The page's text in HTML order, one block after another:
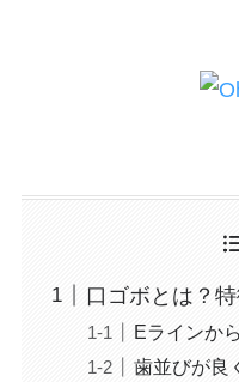
口ゴボとは？
Eラインか
歯並びが良